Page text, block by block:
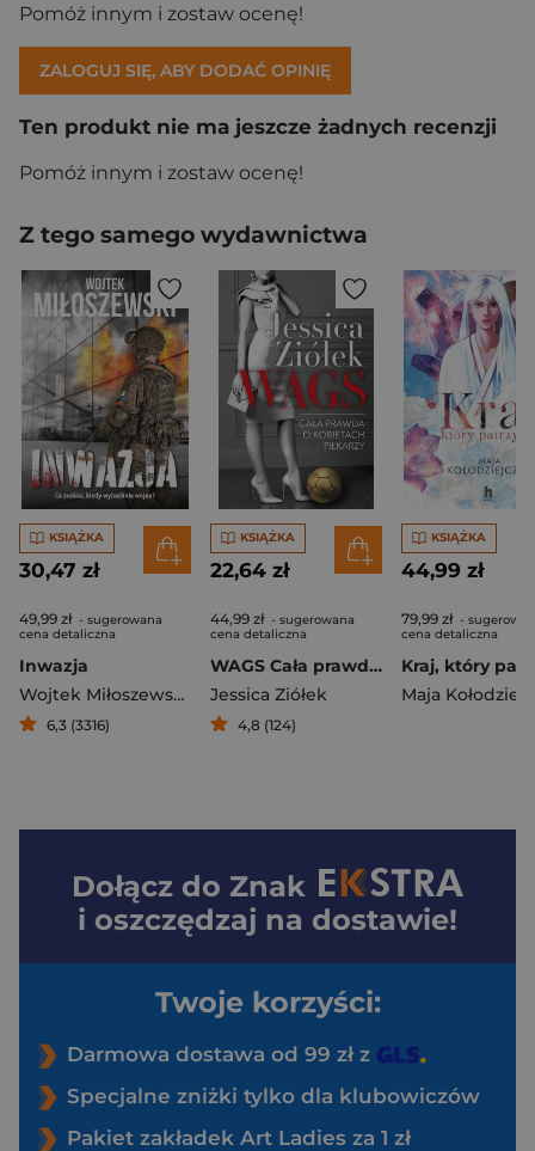
Pomóż innym i zostaw ocenę!
ZALOGUJ SIĘ, ABY DODAĆ OPINIĘ
Ten produkt nie ma jeszcze żadnych recenzji
Pomóż innym i zostaw ocenę!
Z tego samego wydawnictwa
KSIĄŻKA
30,47 zł
49,99 zł - sugerowana
cena detaliczna
Inwazja
Wojtek Miłoszewski
Wojciech Miłoszewski
6,3 (3316)
KSIĄŻKA
22,64 zł
44,99 zł - sugerowana
cena detaliczna
WAGS Cała prawda o kobietach piłkarzy
Jessica Ziółek
4,8 (124)
KSIĄŻKA
44,99 zł
79,99 zł -
cena detaliczna
Kraj, który
Maja
Dołącz do Znak
i oszczędzaj na dostawie!
Twoje korzyści:
Darmowa dostawa od 99 zł z
Specjalne zniżki tylko dla klubowiczów
Pakiet zakładek Art Ladies za 1 zł